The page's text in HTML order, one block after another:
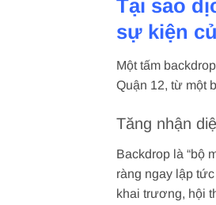
Tại sao
sự kiện
Một tấm
Quận 12, từ một
Tăng nhận
Backdrop là “bộ
ràng ngay lập
khai trương, hội